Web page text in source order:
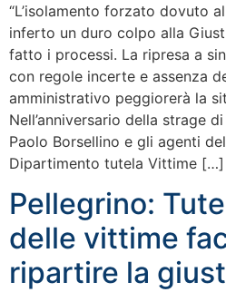
“L’isolamento forzato dovuto
inferto un duro colpo alla
fatto i processi. La ripresa a
con regole incerte e assenza
amministrativo peggiorerà la
Nell’anniversario della strage
Paolo Borsellino e gli agenti
Dipartimento tutela Vittime […]
Pellegrino:
delle vittime
ripartire la